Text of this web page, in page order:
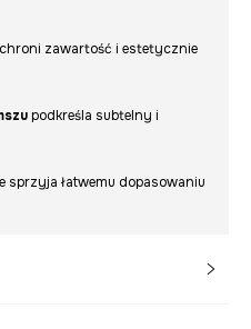
chroni zawartość i estetycznie
podkreśla subtelny i
sprzyja łatwemu dopasowaniu